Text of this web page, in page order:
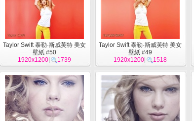
Taylor Swift 泰勒·斯威芙特 美女
壁紙 #50
1920x1200
1739
Taylor Swift 泰勒·斯威芙特 美女
壁紙 #49
1920x1200
1518